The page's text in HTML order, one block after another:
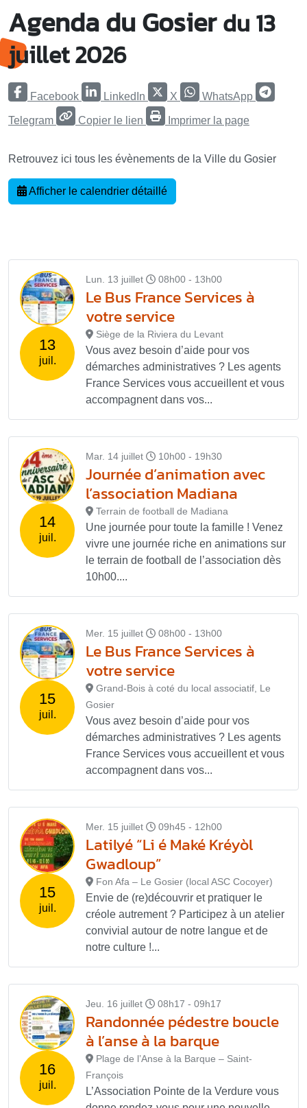
Agenda du Gosierdu 13
juillet 2026
Facebook LinkedIn X WhatsApp
Telegram Copier le lien Imprimer la page
Retrouvez ici tous les évènements de la Ville du Gosier
Afficher le calendrier détaillé
13
juil.
Lun. 13 juillet 08h00 - 13h00
Le Bus France Services à
votre service
Siège de la Riviera du Levant
Vous avez besoin d’aide pour vos
démarches administratives ? Les agents
France Services vous accueillent et vous
accompagnent dans vos...
14
juil.
Mar. 14 juillet 10h00 - 19h30
Journée d’animation avec
l’association Madiana
Terrain de football de Madiana
Une journée pour toute la famille ! Venez
vivre une journée riche en animations sur
le terrain de football de l’association dès
10h00....
15
juil.
Mer. 15 juillet 08h00 - 13h00
Le Bus France Services à
votre service
Grand-Bois à coté du local associatif, Le
Gosier
Vous avez besoin d’aide pour vos
démarches administratives ? Les agents
France Services vous accueillent et vous
accompagnent dans vos...
15
juil.
Mer. 15 juillet 09h45 - 12h00
Latilyé “Li é Maké Kréyòl
Gwadloup”
Fon Afa – Le Gosier (local ASC Cocoyer)
Envie de (re)découvrir et pratiquer le
créole autrement ? Participez à un atelier
convivial autour de notre langue et de
notre culture !...
16
juil.
Jeu. 16 juillet 08h17 - 09h17
Randonnée pédestre boucle
à l’anse à la barque
Plage de l’Anse à la Barque – Saint-
François
L’Association Pointe de la Verdure vous